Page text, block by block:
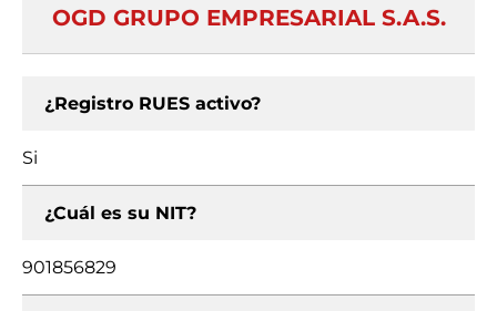
OGD GRUPO EMPRESARIAL S.A.S.
¿Registro RUES activo?
Si
¿Cuál es su NIT?
901856829